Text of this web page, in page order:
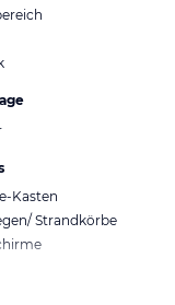
Kasten
Strandkörbe